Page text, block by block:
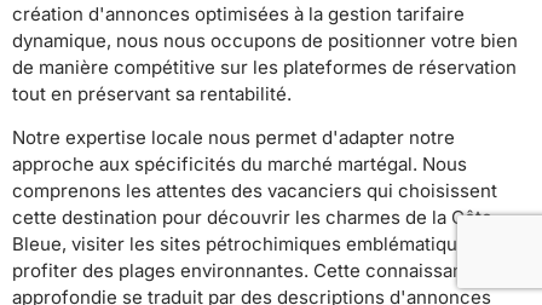
création d'annonces optimisées à la gestion tarifaire
dynamique, nous nous occupons de positionner votre bien
de manière compétitive sur les plateformes de réservation
tout en préservant sa rentabilité.
Notre expertise locale nous permet d'adapter notre
approche aux spécificités du marché martégal. Nous
comprenons les attentes des vacanciers qui choisissent
cette destination pour découvrir les charmes de la Côte
Bleue, visiter les sites pétrochimiques emblématiques ou
profiter des plages environnantes. Cette connaissance
approfondie se traduit par des descriptions d'annonces